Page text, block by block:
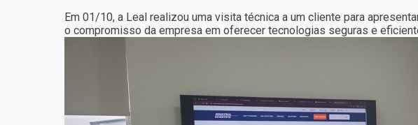
Em 01/10, a Leal realizou uma visita técnica a um cliente para
o compromisso da empresa em oferecer tecnologias seguras e